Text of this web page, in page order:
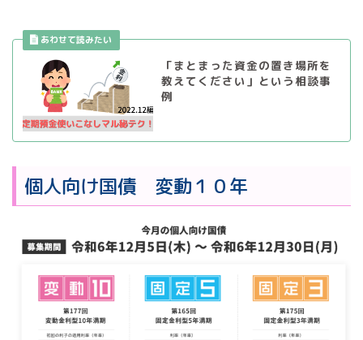
「まとまった資金の置き場所を
教えてください」という相談事
例
個人向け国債 変動１０年